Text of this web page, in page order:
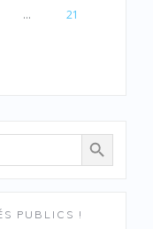
… Page
21
Search Button
PUBLICS !